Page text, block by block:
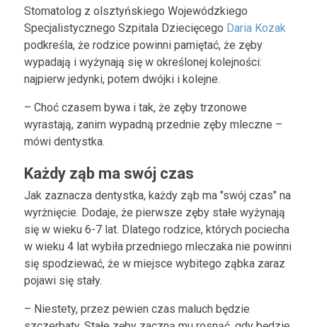
Stomatolog z olsztyńskiego Wojewódzkiego
Specjalistycznego Szpitala Dziecięcego Daria Kozak
podkreśla, że rodzice powinni pamiętać, że zęby
wypadają i wyżynają się w określonej kolejności:
najpierw jedynki, potem dwójki i kolejne.
– Choć czasem bywa i tak, że zęby trzonowe
wyrastają, zanim wypadną przednie zęby mleczne –
mówi dentystka.
Każdy ząb ma swój czas
Jak zaznacza dentystka, każdy ząb ma "swój czas" na
wyrżnięcie. Dodaje, że pierwsze zęby stałe wyżynają
się w wieku 6-7 lat. Dlatego rodzice, których pociecha
w wieku 4 lat wybiła przedniego mleczaka nie powinni
się spodziewać, że w miejsce wybitego ząbka zaraz
pojawi się stały.
– Niestety, przez pewien czas maluch będzie